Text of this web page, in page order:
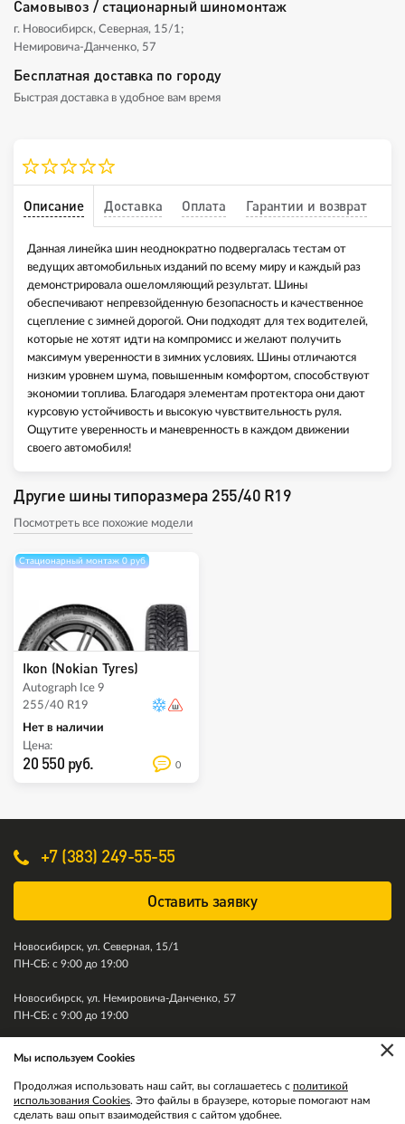
Самовывоз / стационарный шиномонтаж
г. Новосибирск, Северная, 15/1;
Немировича-Данченко, 57
Бесплатная доставка по городу
Быстрая доставка в удобное вам время
Описание Доставка Оплата Гарантии и возврат
Данная линейка шин неоднократно подвергалась тестам от
ведущих автомобильных изданий по всему миру и каждый раз
демонстрировала ошеломляющий результат. Шины
обеспечивают непревзойденную безопасность и качественное
сцепление с зимней дорогой. Они подходят для тех водителей,
которые не хотят идти на компромисс и желают получить
максимум уверенности в зимних условиях. Шины отличаются
низким уровнем шума, повышенным комфортом, способствуют
экономии топлива. Благодаря элементам протектора они дают
курсовую устойчивость и высокую чувствительность руля.
Ощутите уверенность и маневренность в каждом движении
своего автомобиля!
Другие шины типоразмера 255/40 R19
Посмотреть все похожие модели
Стационарный монтаж 0 руб
Ikon (Nokian Tyres)
Autograph Ice 9
255/40 R19
Нет в наличии
Цена:
20 550 руб. 0
+7 (383) 249-55-55
Оставить заявку
Новосибирск, ул. Северная, 15/1
ПН-СБ: с 9:00 до 19:00
Новосибирск, ул. Немировича-Данченко, 57
ПН-СБ: с 9:00 до 19:00
×
Мы используем Cookies
Продолжая использовать наш сайт, вы соглашаетесь с политикой
использования Cookies. Это файлы в браузере, которые помогают нам
сделать ваш опыт взаимодействия с сайтом удобнее.